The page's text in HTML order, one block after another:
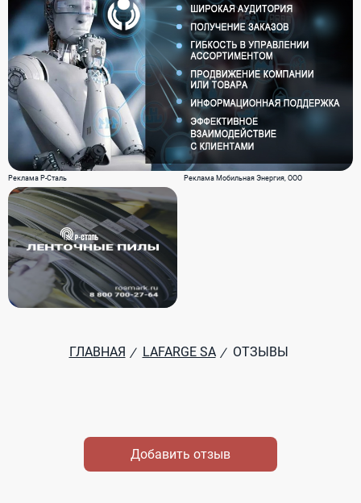
Реклама Р-Сталь Реклама Мобильная Энергия, ООО
ГЛАВНАЯ / LAFARGE SA / ОТЗЫВЫ
Добавить отзыв